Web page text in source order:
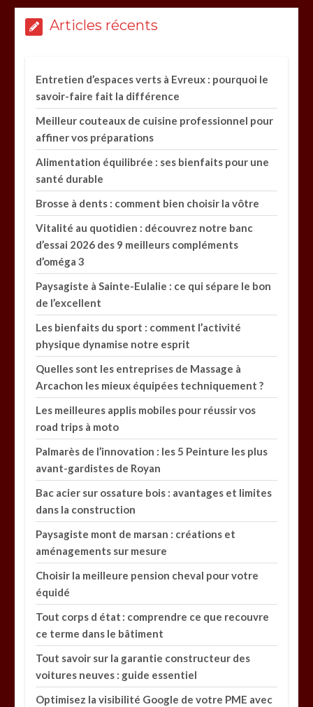
Articles récents
Entretien d’espaces verts à Evreux : pourquoi le
savoir-faire fait la différence
Meilleur couteaux de cuisine professionnel pour
affiner vos préparations
Alimentation équilibrée : ses bienfaits pour une
santé durable
Brosse à dents : comment bien choisir la vôtre
Vitalité au quotidien : découvrez notre banc
d’essai 2026 des 9 meilleurs compléments
d’oméga 3
Paysagiste à Sainte-Eulalie : ce qui sépare le bon
de l’excellent
Les bienfaits du sport : comment l’activité
physique dynamise notre esprit
Quelles sont les entreprises de Massage à
Arcachon les mieux équipées techniquement ?
Les meilleures applis mobiles pour réussir vos
road trips à moto
Palmarès de l’innovation : les 5 Peinture les plus
avant-gardistes de Royan
Bac acier sur ossature bois : avantages et limites
dans la construction
Paysagiste mont de marsan : créations et
aménagements sur mesure
Choisir la meilleure pension cheval pour votre
équidé
Tout corps d état : comprendre ce que recouvre
ce terme dans le bâtiment
Tout savoir sur la garantie constructeur des
voitures neuves : guide essentiel
Optimisez la visibilité Google de votre PME avec